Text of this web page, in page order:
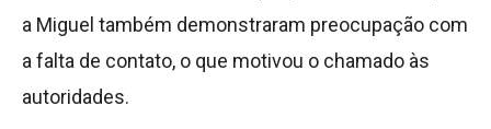
a Miguel também demonstraram preocupação com
a falta de contato, o que motivou o chamado às
autoridades.